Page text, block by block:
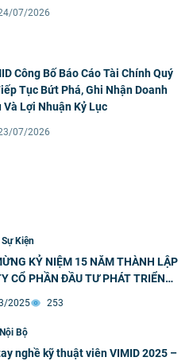
07/2026
Công Bố Báo Cáo Tài Chính Quý
Tục Bứt Phá, Ghi Nhận Doanh
Và Lợi Nhuận Kỷ Lục
07/2026
Kiện
KỶ NIỆM 15 NĂM THÀNH LẬP
CỔ PHẦN ĐẦU TƯ PHÁT TRIỂN
2025 253
Bộ
nghề kỹ thuật viên VIMID 2025 –